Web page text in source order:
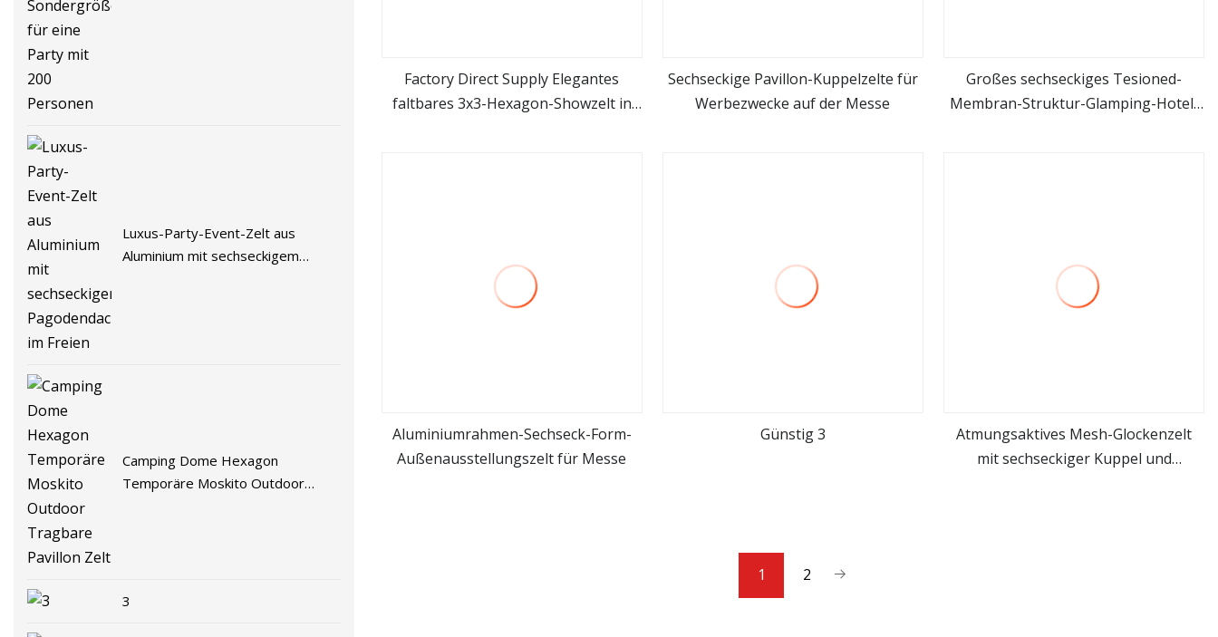
Luxus-Party-Event-Zelt aus
Aluminium mit sechseckigem
Camping Dome Hexagon
Temporäre Moskito Outdoor
3
mehr sehen
Factory Direct Supply Elegantes
faltbares 3x3-Hexagon-Showzelt in
mehr sehen
Sechseckige Pavillon-Kuppelzelte für
Werbezwecke auf der Messe
mehr sehen
Großes sechseckiges Tesioned-
Membran-Struktur-Glamping-Hotel-
mehr sehen
Aluminiumrahmen-Sechseck-Form-
Außenausstellungszelt für Messe
Günstig 3
mehr sehen
Atmungsaktives Mesh-Glockenzelt
mit sechseckiger Kuppel und
1 2